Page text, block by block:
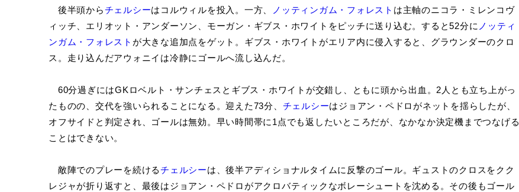
後半頭からチェルシーはコルウィルを投入。一方、 ノッティンガム・フォレスト は主軸のニコラ・ミレンコヴ
ィッチ、エリオット・アンダーソン、モーガン・ギブス・ホワイトをピッチに送り込む。すると52分に ノッティ
ンガム・フォレスト が大きな追加点をゲット。ギブス・ホワイトがエリア内に侵入すると、グラウンダーのクロ
ス。走り込んだアウォニイは冷静にゴールへ流し込んだ。
60分過ぎにはGKロベルト・サンチェスとギブス・ホワイトが交錯し、ともに頭から出血。2人とも立ち上がっ
たものの、交代を強いられることになる。迎えた73分、 チェルシーはジョアン・ペドロがネットを揺らしたが、
オフサイドと判定され、ゴールは無効。早い時間帯に1点でも返したいところだが、なかなか決定機までつなげる
ことはできない。
敵陣でのプレーを続けるチェルシーは、後半アディショナルタイムに反撃のゴール。ギュストのクロスをクク
レジャが折り返すと、最後はジョアン・ペドロがアクロバティックなボレーシュートを沈める。その後もゴール